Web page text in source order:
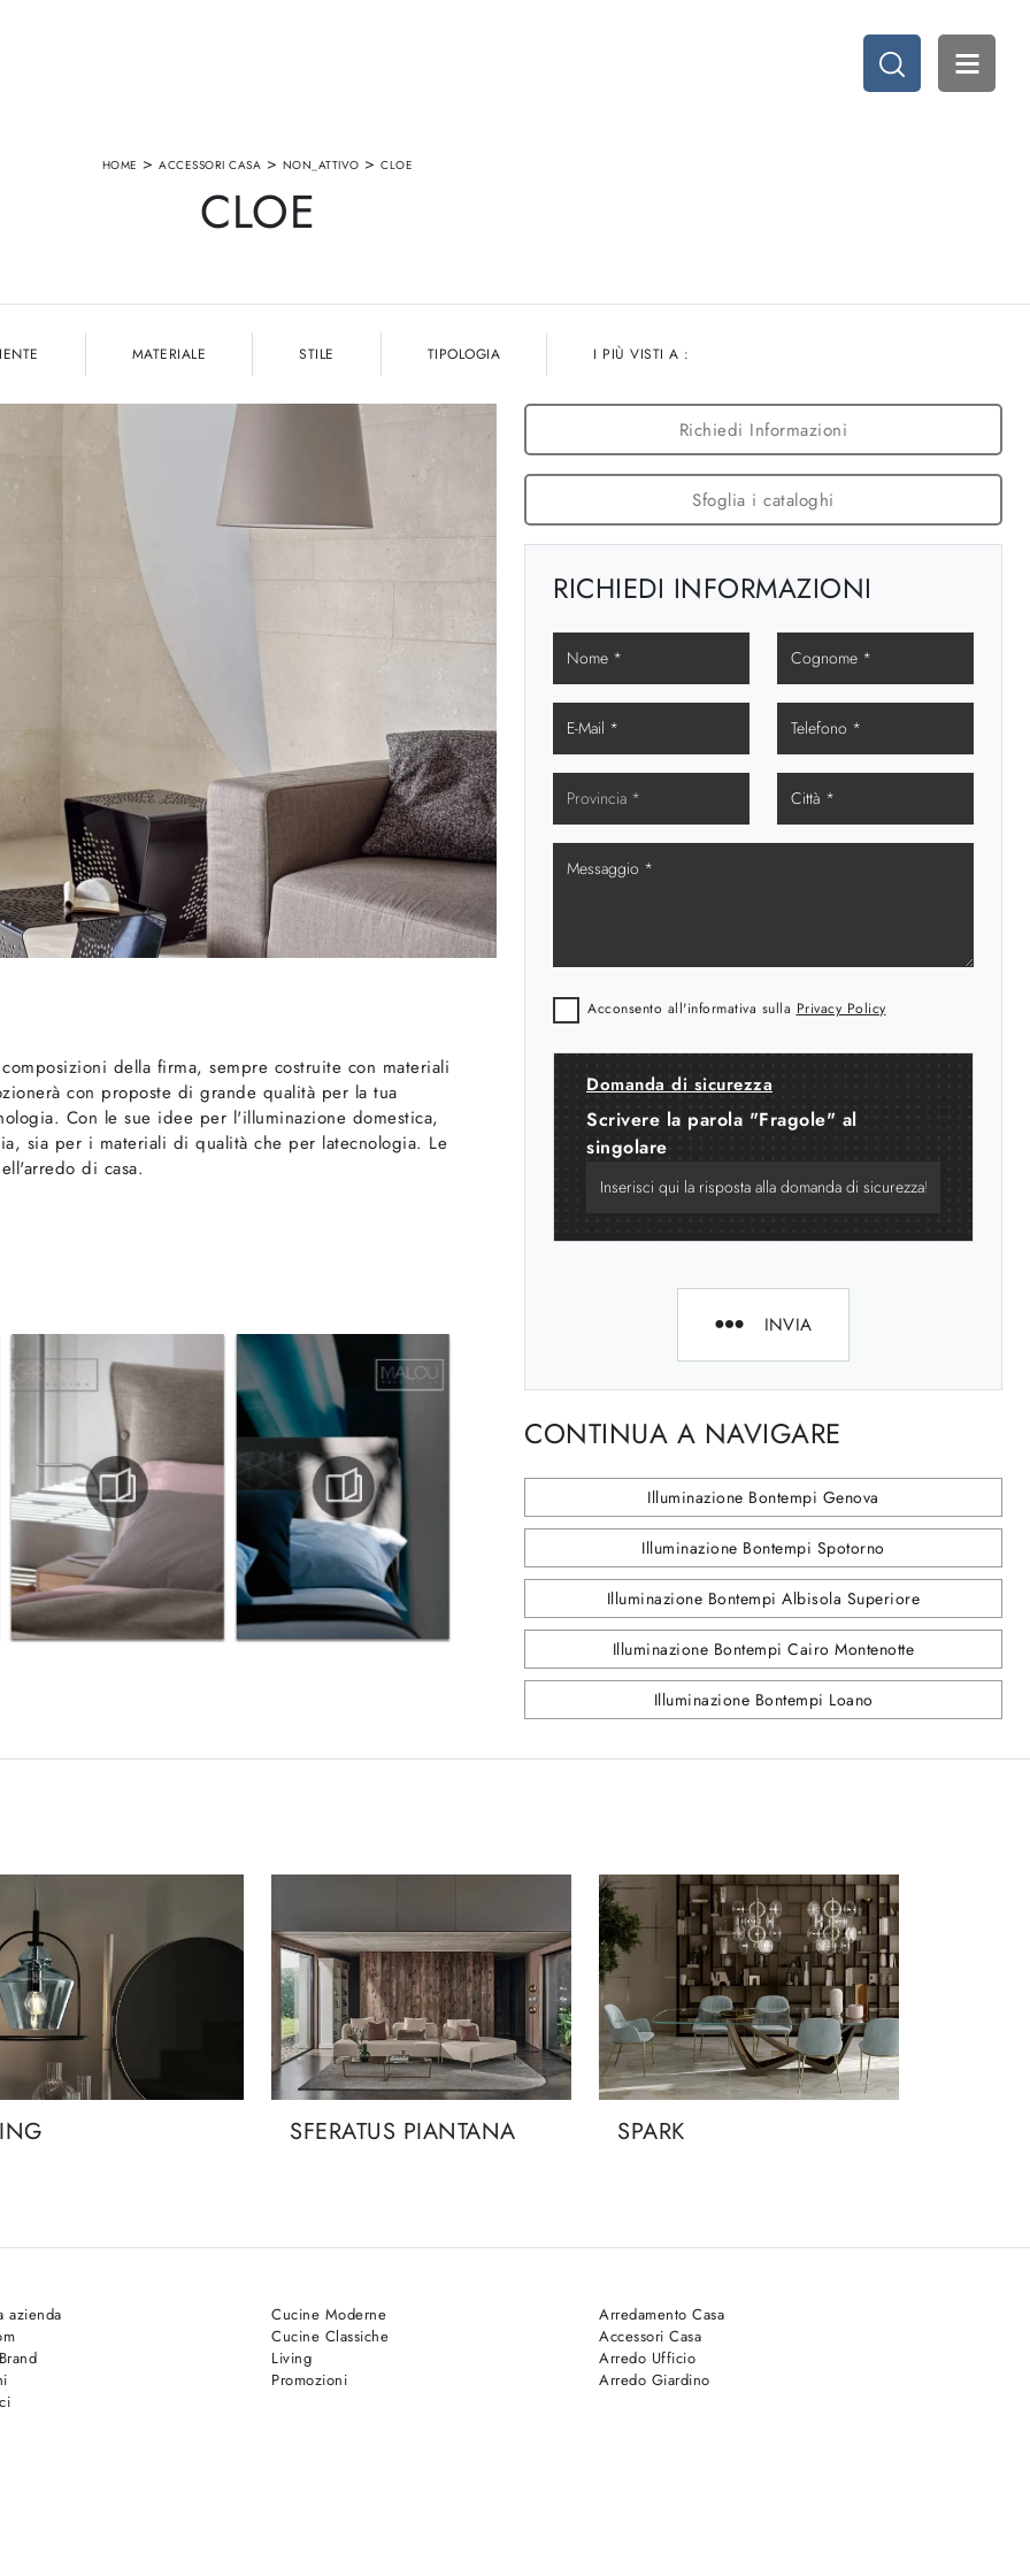
HOME >ACCESSORI CASA > NON_ATTIVO >CLOE
CLOE
MATERIALE STILE TIPOLOGIA I PIÙ VISTI A :
della firma, sempre costruite con materiali
con proposte di grande qualità per la tua
Con le sue idee per l'illuminazione domestica,
sia per i materiali di qualità che per latecnologia. Le
di casa.
Richiedi Informazioni
Sfoglia i cataloghi
RICHIEDI INFORMAZIONI
Acconsento all'informativa sulla Privacy Policy
Domanda di sicurezza
Scrivere la parola "Fragole" al
singolare
INVIA
CONTINUA A NAVIGARE
Illuminazione Bontempi Genova
Illuminazione Bontempi Spotorno
Illuminazione Bontempi Albisola Superiore
Illuminazione Bontempi Cairo Montenotte
Illuminazione Bontempi Loano
SFERATUS PIANTANA SPARK
azienda
Cucine Moderne
Cucine Classiche
Living
Promozioni
Arredamento Casa
Accessori Casa
Arredo Ufficio
Arredo Giardino